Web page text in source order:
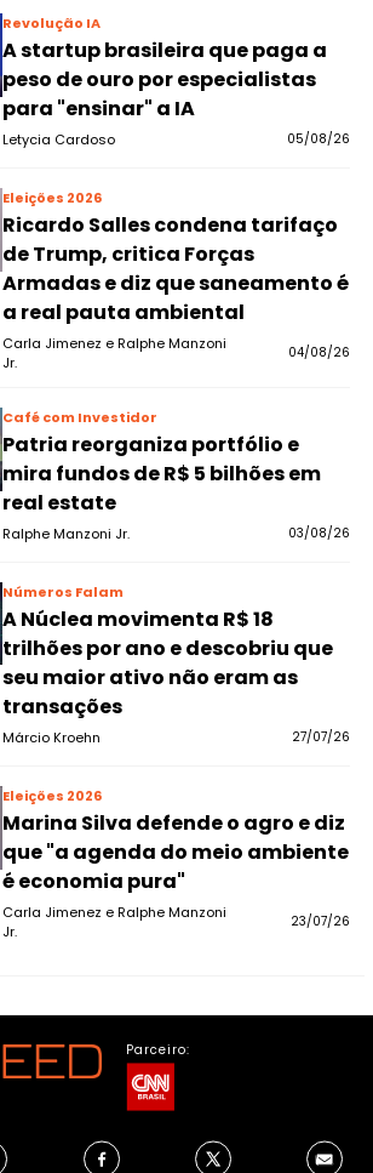
Revolução IA
A startup brasileira que paga a
peso de ouro por especialistas
para "ensinar" a IA
Letycia Cardoso 05/08/26
Eleições 2026
Ricardo Salles condena tarifaço
de Trump, critica Forças
Armadas e diz que saneamento é
a real pauta ambiental
Carla Jimenez e Ralphe Manzoni
Jr.
04/08/26
Café com Investidor
Patria reorganiza portfólio e
mira fundos de R$ 5 bilhões em
real estate
Ralphe Manzoni Jr. 03/08/26
Números Falam
A Núclea movimenta R$ 18
trilhões por ano e descobriu que
seu maior ativo não eram as
transações
Márcio Kroehn 27/07/26
Eleições 2026
Marina Silva defende o agro e diz
que "a agenda do meio ambiente
é economia pura"
Carla Jimenez e Ralphe Manzoni
Jr.
23/07/26
Parceiro: